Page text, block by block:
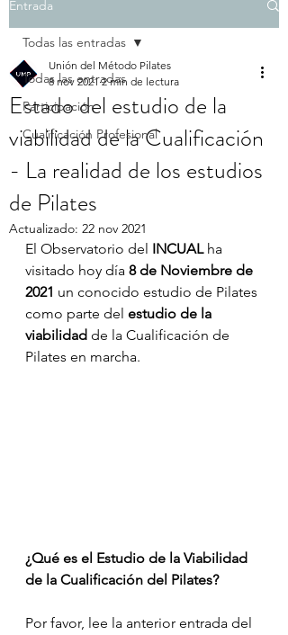
Entrada
Todas las entradas
Participación
Cualificación Profesional
Todas las entradas
Estado del estudio de la
viabilidad de la Cualificación
- La realidad de los estudios
de Pilates
Unión del Método Pilates
8 nov 2021 2 min de lectura
Actualizado: 22 nov 2021
El Observatorio del INCUAL ha
visitado hoy día 8 de Noviembre de
2021 un conocido estudio de Pilates
como parte del estudio de la
viabilidad de la Cualificación de
Pilates en marcha.
¿Qué es el Estudio de la Viabilidad
de la Cualificación del Pilates?
Por favor, lee la anterior entrada del